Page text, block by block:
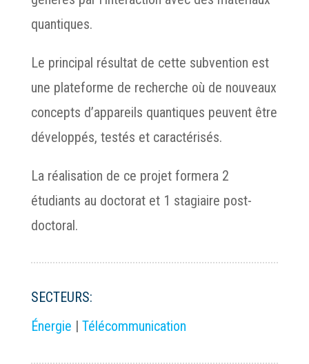
quantiques.
Le principal résultat de cette subvention est
une plateforme de recherche où de nouveaux
concepts d’appareils quantiques peuvent être
développés, testés et caractérisés.
La réalisation de ce projet formera 2
étudiants au doctorat et 1 stagiaire post-
doctoral.
SECTEURS:
Énergie | Télécommunication